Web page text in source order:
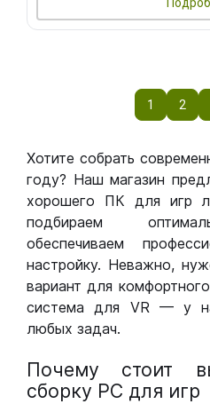
1 2
Хотите собрать
году? Наш магазин
хорошего ПК для игр
подбираем
обеспечиваем
настройку. Неважно,
вариант для
система для VR — у
любых задач.
Почему стоит
сборку РС для игр